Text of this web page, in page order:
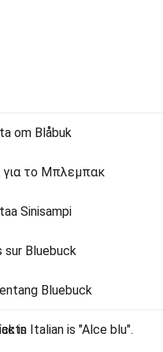
om Blåbuk
το Μπλεμπακ
Sinisampi
Bluebuck
Bluebuck
in Italian is "Alce blu".